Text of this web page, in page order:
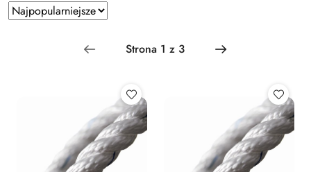
Zastosowano
sortowanie:
Najpopularniejsze.
Sortuj
według